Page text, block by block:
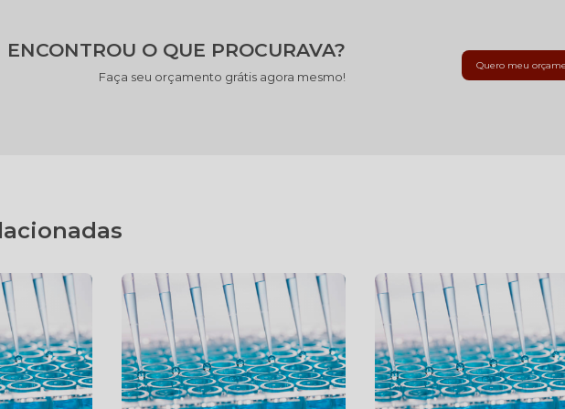
ENCONTROU O QUE PROCURAVA?
Faça seu orçamento grátis agora mesmo!
Quero meu